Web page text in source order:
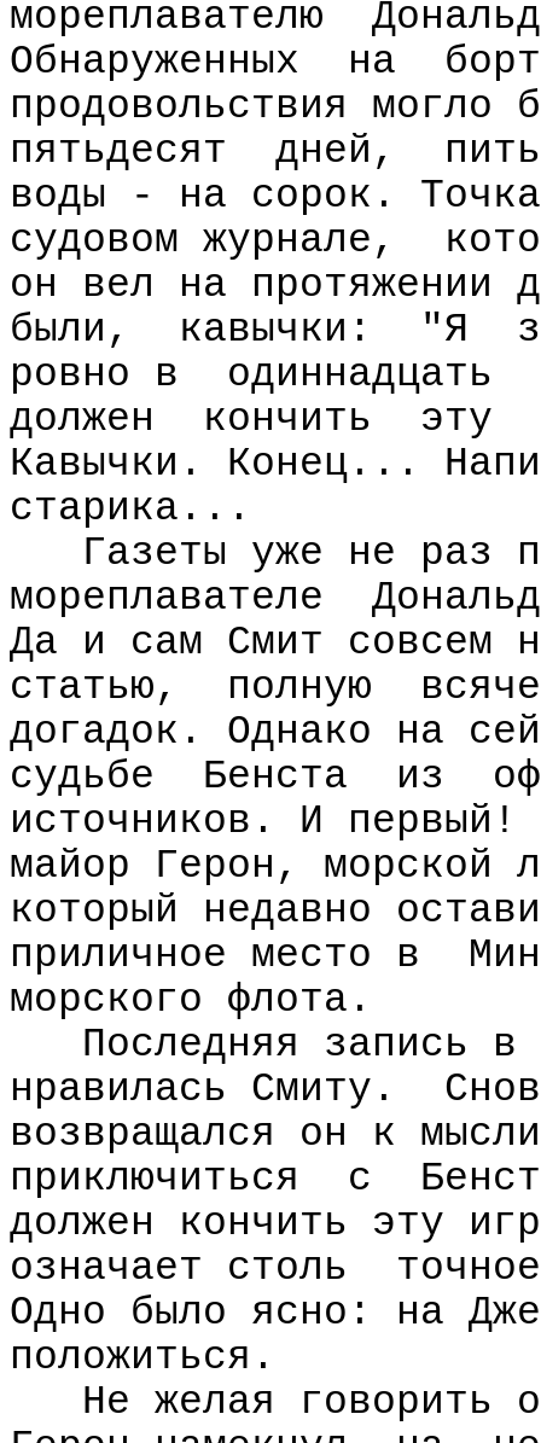
мореплавателю
Обнаруженных
на
продовольствия могло
пятьдесят
дней,
воды - на сорок.
судовом журнале,
он вел на протяжении
были,
кавычки: "Я
ровно в
одиннадцать
должен
кончить
эту
Кавычки. Конец...
старика...
Газеты уже не раз
мореплавателе
Да и сам Смит совсем
статью,
полную
догадок. Однако на сей
судьбе
Бенста из
источников. И
майор Герон, морской
который недавно
приличное место в
морского флота.
Последняя запись
нравилась Смиту.
возвращался он к
приключиться
с
должен кончить эту
означает столь
точное
Одно было ясно: на
положиться.
Не желая говорить